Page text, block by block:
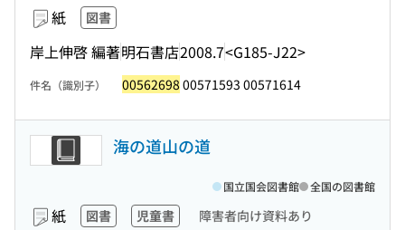
紙 図書
岸上伸啓 編著明石書店2008.7<G185-J22>
件名（識別子） 00562698 00571593 00571614
海の道山の道
紙 図書 児童書 障害者向け資料あり
国立国会図書館 全国の図書館